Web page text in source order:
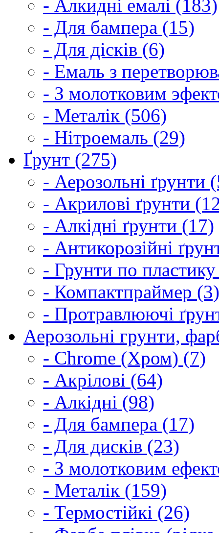
- Алкидні емалі (183)
- Для бампера (15)
- Для дісків (6)
- Емаль з
- З молотковим
- Металік (506)
- Нітроемаль (29)
Ґрунт (275)
- Аерозольні ґрунти
- Акрилові ґрунти
- Алкідні ґрунти (17)
- Антикорозійні
- Грунти по
- Компактпраймер (3)
- Протравлюючі
Аерозольні грунти,
- Chrome (Хром) (7)
- Акрілові (64)
- Алкідні (98)
- Для бампера (17)
- Для дисків (23)
- З молотковим
- Металік (159)
- Термостійкі (26)